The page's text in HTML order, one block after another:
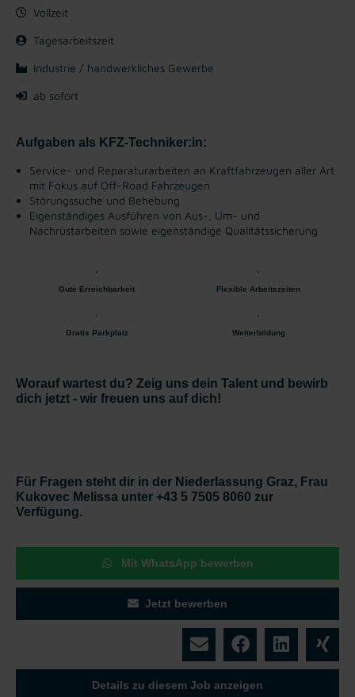
Vollzeit
Tagesarbeitszeit
Industrie / handwerkliches Gewerbe
ab sofort
Aufgaben als KFZ-Techniker:in:
Service- und Reparaturarbeiten an Kraftfahrzeugen aller Art
mit Fokus auf Off-Road Fahrzeugen
Störungssuche und Behebung
Eigenständiges Ausführen von Aus-, Um- und
Nachrüstarbeiten sowie eigenständige Qualitätssicherung
Gute Erreichbarkeit Flexible Arbeitszeiten
Gratis Parkplatz Weiterbildung
Worauf wartest du? Zeig uns dein Talent und bewirb
dich jetzt - wir freuen uns auf dich!
Für Fragen steht dir in der Niederlassung Graz, Frau
Kukovec Melissa unter +43 5 7505 8060 zur
Verfügung.
Mit WhatsApp bewerben
Jetzt bewerben
Details zu diesem Job anzeigen